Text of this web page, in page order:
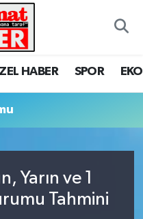
HABER SPOR
Yarın ve 1
Tahmini